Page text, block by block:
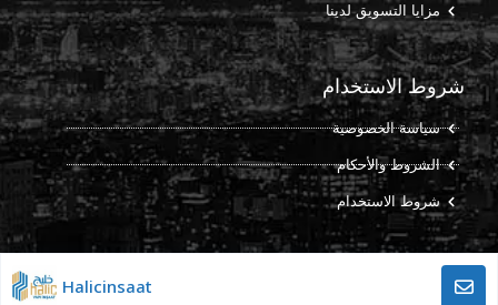
مزايا التسويق لدينا
شروط الاستخدام
سياسة الخصوصية
الشروط والأحكام
شروط الاستخدام
Halicinsaat